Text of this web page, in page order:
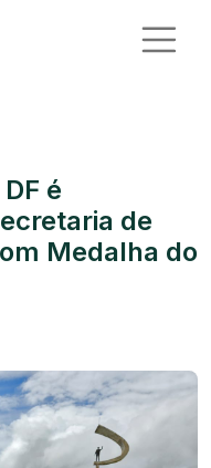
é
de
Medalha do